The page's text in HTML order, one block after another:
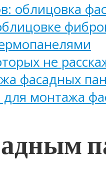
облицовка
не
фасадных
для монтажа